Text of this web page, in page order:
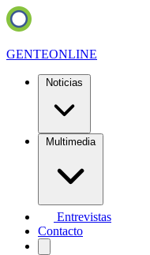
GENTEONLINE
Noticias
Multimedia
Entrevistas
Contacto